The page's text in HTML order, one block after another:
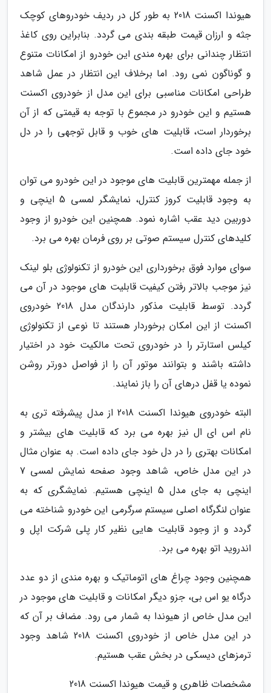
هیوندا اکسنت 2018 به طور کل در ردیف خودروهای کوچک
جثه و ارزان قیمت طبقه بندی می گردد. بنابراین روی کاغذ
انتظار چندانی برای بهره مندی این خودرو از امکانات متنوع
و گوناگون نمی رود. اما برخلاف این انتظار در عمل شاهد
طراحی امکانات مناسبی برای این مدل از خودروی اکسنت
هستیم و این خودرو در مجموع با توجه به قیمتی که از آن
برخوردار است، قابلیت های خوب و قابل توجهی را در دل
خود جای داده است.
از جمله مهمترین قابلیت های موجود در این خودرو می توان
به وجود قابلیت کروز کنترل، نمایشگر لمسی 5 اینچی و
دوربین دید عقب اشاره نمود. همچنین این خودرو از وجود
کلیدهای کنترل سیستم صوتی بر روی فرمان بهره می برد.
سوای موارد فوق برخورداری این خودرو از تکنولوژی بلو لینک
نیز موجب بالاتر رفتن کیفیت قابلیت های موجود در آن می
گردد. توسط قابلیت مذکور دارندگان مدل 2018 خودروی
اکسنت از این امکان برخوردار هستند تا نوعی از تکنولوژی
کیلس استارتر را در خودروی تحت مالکیت خود در اختیار
داشته باشند و بتوانند موتور آن را از فواصل دورتر روشن
نموده یا قفل درهای آن را باز نمایند.
البته خودروی هیوندا اکسنت 2018 از مدل پیشرفته تری به
نام اس ای ال نیز بهره می برد که قابلیت های بیشتر و
امکانات بهتری را در دل خود جای داده است. به عنوان مثال
در این مدل خاص، شاهد وجود صفحه نمایش لمسی 7
اینچی به جای مدل 5 اینچی هستیم. نمایشگری که به
عنوان لنگرگاه اصلی سیستم سرگرمی این خودرو شناخته می
گردد و از وجود قابلیت هایی نظیر کار پلی شرکت اپل و
اندروید اتو بهره می برد.
همچنین وجود چراغ های اتوماتیک و بهره مندی از دو عدد
درگاه یو اس بی، جزو دیگر امکانات و قابلیت های موجود در
این مدل خاص از هیوندا به شمار می رود. مضاف بر آن که
در این مدل خاص از خودروی اکسنت 2018 شاهد وجود
ترمزهای دیسکی در بخش عقب هستیم.
مشخصات ظاهری و قیمت هیوندا اکسنت 2018